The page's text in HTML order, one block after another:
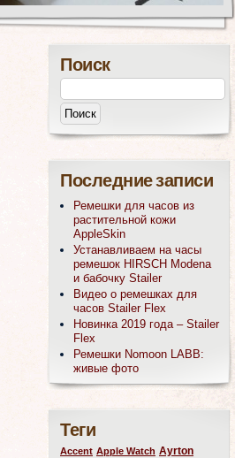
Поиск
Последние записи
Ремешки для часов из
растительной кожи
AppleSkin
Устанавливаем на часы
ремешок HIRSCH Modena
и бабочку Stailer
Видео о ремешках для
часов Stailer Flex
Новинка 2019 года – Stailer
Flex
Ремешки Nomoon LABB:
живые фото
Теги
Accent Apple Watch Ayrton